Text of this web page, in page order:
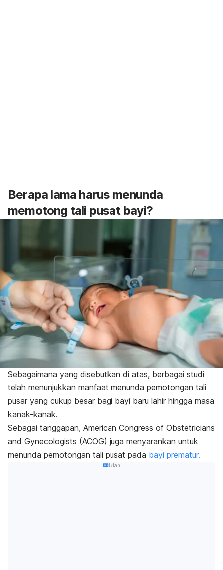
Berapa lama harus menunda
memotong tali pusat bayi?
Sebagaimana yang disebutkan di atas, berbagai studi
telah menunjukkan manfaat menunda pemotongan tali
pusar yang cukup besar bagi bayi baru lahir hingga masa
kanak-kanak.
Sebagai tanggapan, American Congress of Obstetricians
and Gynecologists (ACOG) juga menyarankan untuk
menunda pemotongan tali pusat pada bayi prematur.
Iklan